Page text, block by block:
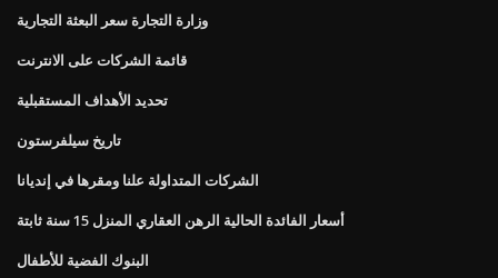
وزارة التجارة سعر البعثة التجارية
قائمة الشركات على الانترنت
تحديد الأهداف المستقبلية
تاريخ سيلفرستون
الشركات المتداولة علنا ​​ومقرها في إنديانا
أسعار الفائدة الحالية الرهن العقاري المنزل 15 سنة ثابتة
البنوك الفضية للأطفال